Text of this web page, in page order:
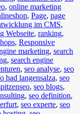
, online marketing
, Page, page
im CMS,
Webseite, ranking,
, Responsive
marketing, search
, search engine
, seo analyse, seo
bad langensalza, seo
, seo blogs,
, seo definition,
, seo experte, seo